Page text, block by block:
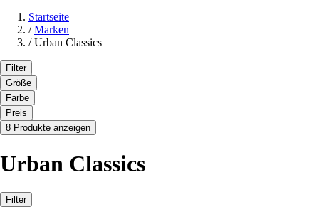
Startseite
/ Marken
/ Urban Classics
Filter
Größe
Farbe
Preis
8 Produkte anzeigen
Urban Classics
Filter